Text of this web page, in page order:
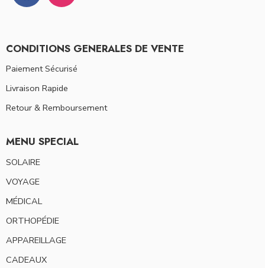
CONDITIONS GENERALES DE VENTE
Paiement Sécurisé
Livraison Rapide
Retour & Remboursement
MENU SPECIAL
SOLAIRE
VOYAGE
MÉDICAL
ORTHOPÉDIE
APPAREILLAGE
CADEAUX